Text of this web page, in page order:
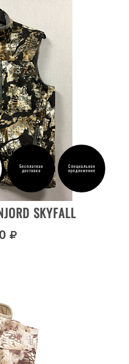
Бесплатная
доставка
Специальное
предложение
SKYFALL